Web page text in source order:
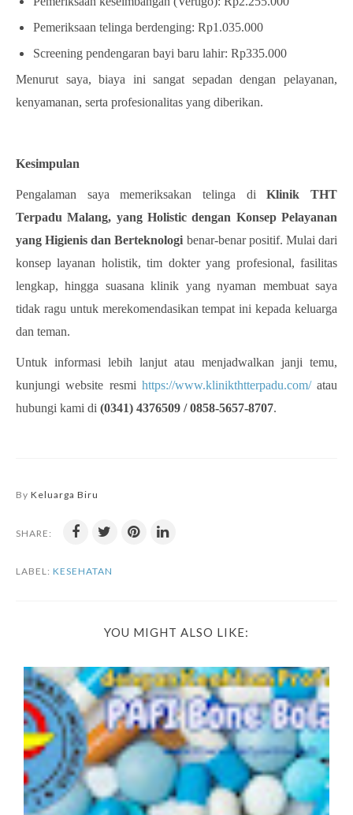
Pemeriksaan telinga berdenging: Rp1.035.000
Screening pendengaran bayi baru lahir: Rp335.000
Menurut saya, biaya ini sangat sepadan dengan pelayanan,
kenyamanan, serta profesionalitas yang diberikan.
Kesimpulan
Pengalaman saya memeriksakan telinga diKlinik THT
Terpadu Malang, yang Holistic dengan Konsep Pelayanan
yang Higienis dan Berteknologi benar-benar positif. Mulai dari
konsep layanan holistik, tim dokter yang profesional, fasilitas
lengkap, hingga suasana klinik yang nyaman membuat saya
tidak ragu untuk merekomendasikan tempat ini kepada keluarga
dan teman.
Untuk informasi lebih lanjut atau menjadwalkan janji temu,
kunjungi website resmi https://www.klinikthtterpadu.com/atau
hubungi kami di (0341) 4376509 / 0858-5657-8707.
By Keluarga Biru
SHARE:
LABEL: KESEHATAN
YOU MIGHT ALSO LIKE: